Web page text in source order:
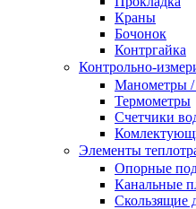
Краны
Бочонок
Контргайка
Контрольно-
Манометры
Термометры
Счетчики
Элементы
Опорные
Канальные
Скользящие